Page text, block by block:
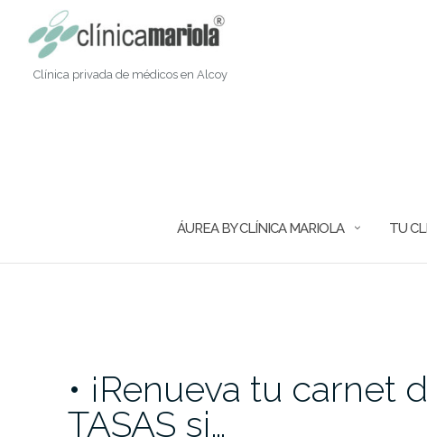
contenido
Clínica privada de médicos en Alcoy
ÁUREA BY CLÍNICA MARIOLA TU
•⁠ ¡Renueva tu carnet
TASAS si…